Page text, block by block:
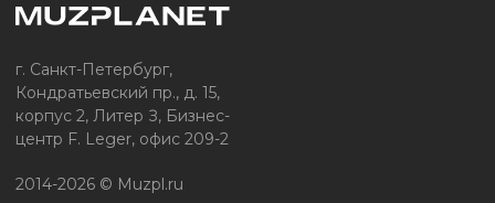
г. Санкт-Петербург,
Кондратьевский пр., д. 15,
корпус 2, Литер З, Бизнес-
центр F. Leger, офис 209-2
2014-2026 © Muzpl.ru